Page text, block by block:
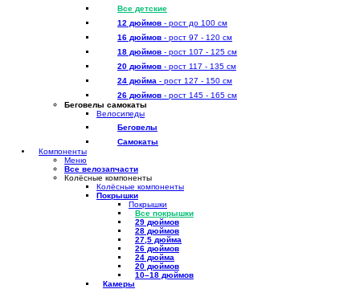
Все детские
12 дюймов - рост до 100 см
16 дюймов - рост 97 - 120 см
18 дюймов - рост 107 - 125 см
20 дюймов - рост 117 - 135 см
24 дюйма - рост 127 - 150 см
26 дюймов - рост 145 - 165 см
Беговелы самокаты
Велосипеды
Беговелы
Самокаты
Компоненты
Меню
Все велозапчасти
Колёсные компоненты
Колёсные компоненты
Покрышки
Покрышки
Все покрышки
29 дюймов
28 дюймов
27,5 дюйма
26 дюймов
24 дюйма
20 дюймов
10–18 дюймов
Камеры